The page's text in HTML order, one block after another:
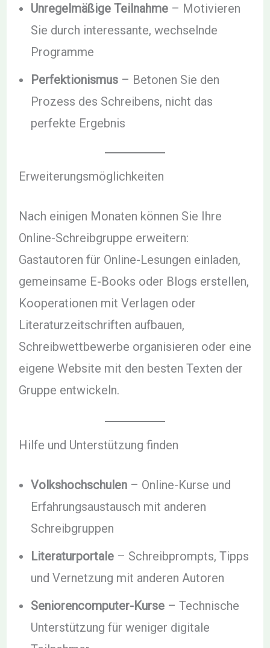
Unregelmäßige Teilnahme– Motivieren
Sie durch interessante, wechselnde
Programme
Perfektionismus– Betonen Sie den
Prozess des Schreibens, nicht das
perfekte Ergebnis
Erweiterungsmöglichkeiten
Nach einigen Monaten können Sie Ihre
Online-Schreibgruppe erweitern:
Gastautoren für Online-Lesungen einladen,
gemeinsame E-Books oder Blogs erstellen,
Kooperationen mit Verlagen oder
Literaturzeitschriften aufbauen,
Schreibwettbewerbe organisieren oder eine
eigene Website mit den besten Texten der
Gruppe entwickeln.
Hilfe und Unterstützung finden
Volkshochschulen– Online-Kurse und
Erfahrungsaustausch mit anderen
Schreibgruppen
Literaturportale– Schreibprompts, Tipps
und Vernetzung mit anderen Autoren
Seniorencomputer-Kurse– Technische
Unterstützung für weniger digitale